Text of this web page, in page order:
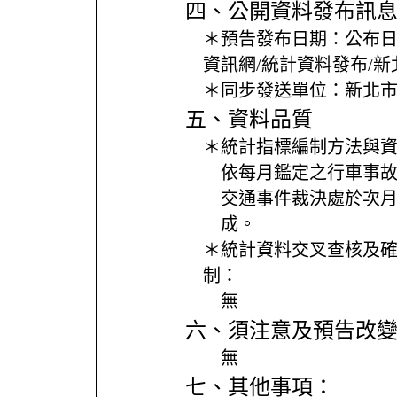
四、公開資料發布訊息
＊預告發布日期： 公布
資訊網/統計資料發布/
＊同步發送單位： 新北
五、資料品質
＊統計指標編制方法與
依每月鑑定之行車事
交通事件裁決處於次
成。
＊統計資料交叉查核及
制：
無
六、須注意及預告改
無
七、其他事項：